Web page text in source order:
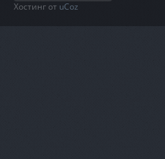
Хостинг от uCoz